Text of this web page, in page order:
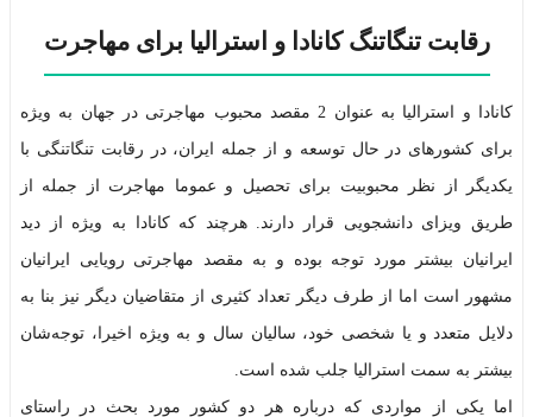
رقابت تنگاتنگ کانادا و استرالیا برای مهاجرت
کانادا و استرالیا به عنوان 2 مقصد محبوب مهاجرتی در جهان به ویژه
برای کشورهای در حال توسعه و از جمله ایران، در رقابت تنگاتنگی با
یکدیگر از نظر محبوبیت برای تحصیل و عموما مهاجرت از جمله از
طریق ویزای دانشجویی قرار دارند. هرچند که کانادا به ویژه از دید
ایرانیان بیشتر مورد توجه بوده و به مقصد مهاجرتی رویایی ایرانیان
مشهور است اما از طرف دیگر تعداد کثیری از متقاضیان دیگر نیز بنا به
دلایل متعدد و یا شخصی خود، سالیان سال و به ویژه اخیرا، توجه‌شان
بیشتر به سمت استرالیا جلب شده است.
اما یکی از مواردی که درباره هر دو کشور مورد بحث در راستای